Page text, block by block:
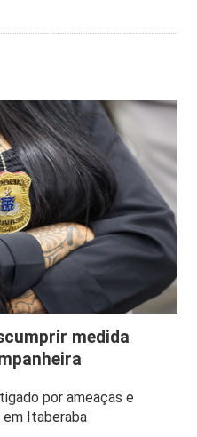
medida
por ameaças e
Itaberaba